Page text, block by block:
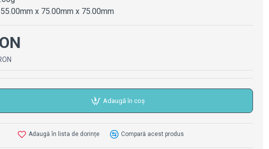
x 75.00mm x 75.00mm
Adaugă în coș
Adaugă în lista de dorințe Compară acest produs